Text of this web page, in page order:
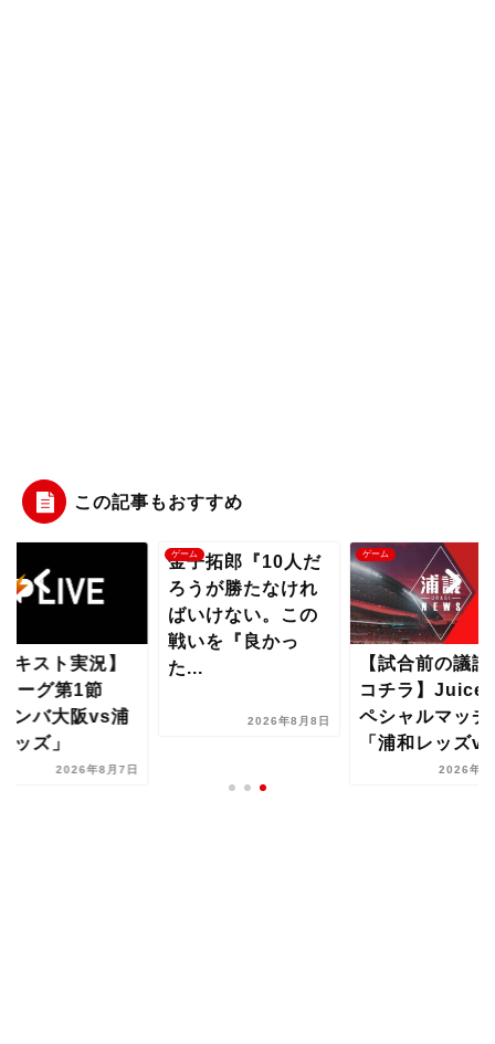
この記事もおすすめ
キスト実況】
ーグ第1節
ンバ大阪vs浦
ッズ」
2026年8月7日
ゲーム
金子拓郎『10人だ
ろうが勝たなけれ
ばいけない。この
戦いを『良かっ
た...
2026年8月8日
ゲーム
【試合前の議論
コチラ】Juice
ペシャルマッチ
「浦和レッズ
2026年8